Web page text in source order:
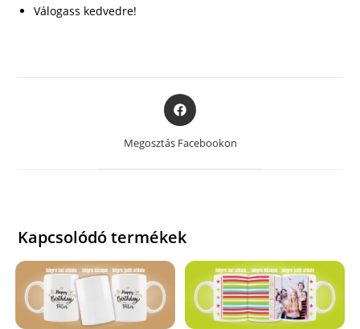
Válogass kedvedre!
Opens
in
a
new
Megosztás Facebookon
Kapcsolódó termékek